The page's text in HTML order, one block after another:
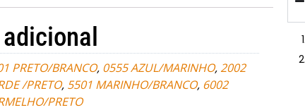
PRETO/BRANCO, 0555 AZUL/MARINHO, 2002
/PRETO, 5501 MARINHO/BRANCO, 6002
PRETO